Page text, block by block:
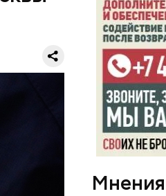
и
девушку
Мнения